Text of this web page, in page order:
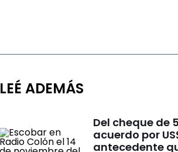
LEÉ ADEMÁS
Del cheque de
acuerdo por
antecedente